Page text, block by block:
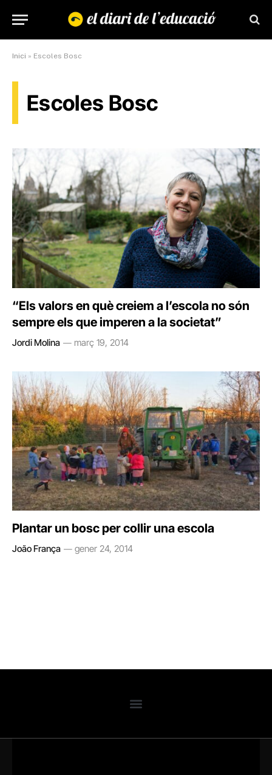
Inici » Escoles Bosc
Escoles Bosc
“Els valors en què creiem a l’escola no són
sempre els que imperen a la societat”
Jordi Molina març 19, 2014
Plantar un bosc per collir una escola
João França gener 24, 2014